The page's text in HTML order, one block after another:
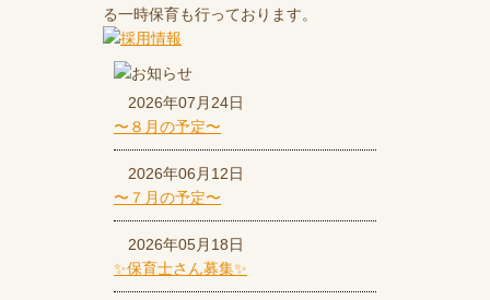
る一時保育も行っております。
2026年07月24日
〜８月の予定〜
2026年06月12日
〜７月の予定〜
2026年05月18日
✨保育士さん募集✨